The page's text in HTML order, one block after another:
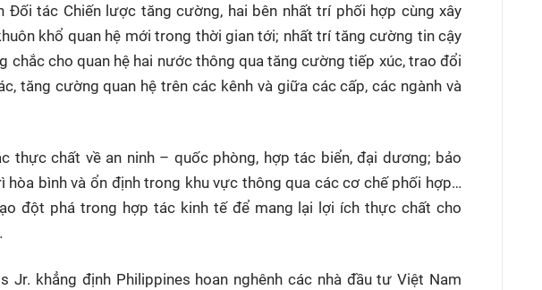
Đối tác Chiến lược tăng cường, hai bên nhất trí phối hợp cùng xây
khổ quan hệ mới trong thời gian tới; nhất trí tăng cường tin cậy
chắc cho quan hệ hai nước thông qua tăng cường tiếp xúc, trao đổi
tăng cường quan hệ trên các kênh và giữa các cấp, các ngành và
thực chất về an ninh – quốc phòng, hợp tác biển, đại dương; bảo
hòa bình và ổn định trong khu vực thông qua các cơ chế phối hợp…
đột phá trong hợp tác kinh tế để mang lại lợi ích thực chất cho
Jr. khẳng định Philippines hoan nghênh các nhà đầu tư Việt Nam